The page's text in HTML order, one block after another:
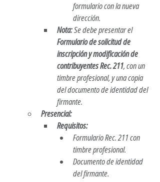
formulario con la nueva
dirección.
Nota: Se debe presentar el
Formulario de solicitud de
inscripción y modificación de
contribuyentes Rec. 211, con un
timbre profesional, y una copia
del documento de identidad del
firmante.
Presencial:
Requisitos:
Formulario Rec. 211 con
timbre profesional.
Documento de identidad
del firmante.